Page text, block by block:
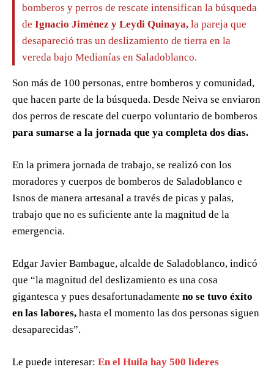
bomberos y perros de rescate intensifican la búsqueda
de Ignacio Jiménez y Leydi Quinaya, la pareja que
desapareció tras un deslizamiento de tierra en la
vereda bajo Medianías en Saladoblanco.
Son más de 100 personas, entre bomberos y comunidad,
que hacen parte de la búsqueda. Desde Neiva se enviaron
dos perros de rescate del cuerpo voluntario de bomberos
para sumarse a la jornada que ya completa dos días.
En la primera jornada de trabajo, se realizó con los
moradores y cuerpos de bomberos de Saladoblanco e
Isnos de manera artesanal a través de picas y palas,
trabajo que no es suficiente ante la magnitud de la
emergencia.
Edgar Javier Bambague, alcalde de Saladoblanco, indicó
que “la magnitud del deslizamiento es una cosa
gigantesca y pues desafortunadamente no se tuvo éxito
en las labores, hasta el momento las dos personas siguen
desaparecidas”.
Le puede interesar: En el Huila hay 500 líderes